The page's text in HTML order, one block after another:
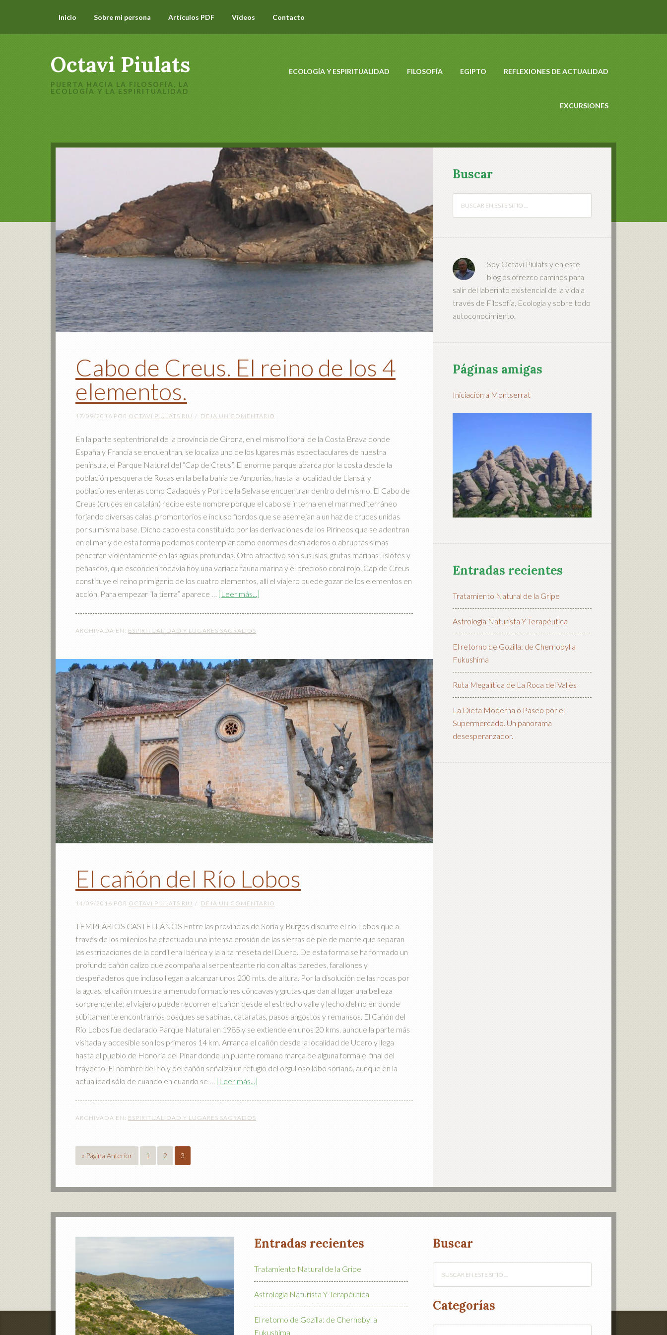
Inicio Sobre mi persona Artículos PDF Vídeos Contacto
Octavi Piulats
PUERTA HACIA LA FILOSOFÍA, LA
ECOLOGÍA Y LA ESPIRITUALIDAD
ECOLOGÍA Y ESPIRITUALIDAD FILOSOFÍA EGIPTO REFLEXIONES DE ACTUALIDAD
EXCURSIONES
Cabo de Creus. El reino de los 4
elementos.
17/09/2016 POR OCTAVI PIULATS RIU DEJA UN COMENTARIO
En la parte septentrional de la provincia de Girona, en el mismo litoral de la Costa Brava donde
España y Francia se encuentran, se localiza uno de los lugares más espectaculares de nuestra
península, el Parque Natural del “Cap de Creus”. El enorme parque abarca por la costa desde la
población pesquera de Rosas en la bella bahía de Ampurias, hasta la localidad de Llansá, y
poblaciones enteras como Cadaqués y Port de la Selva se encuentran dentro del mismo. El Cabo de
Creus (cruces en catalán) recibe este nombre porque el cabo se interna en el mar mediterráneo
forjando diversas calas ,promontorios e incluso fiordos que se asemejan a un haz de cruces unidas
por su misma base. Dicho cabo esta constituido por las derivaciones de los Pirineos que se adentran
en el mar y de esta forma podemos contemplar como enormes desfiladeros o abruptas simas
penetran violentamente en las aguas profundas. Otro atractivo son sus islas, grutas marinas , islotes y
peñascos, que esconden todavía hoy una variada fauna marina y el precioso coral rojo. Cap de Creus
constituye el reino primigenio de los cuatro elementos, allí el viajero puede gozar de los elementos en
acción. Para empezar “la tierra” aparece … [Leer más...]
ARCHIVADA EN: ESPIRITUALIDAD Y LUGARES SAGRADOS
El cañón del Río Lobos
14/09/2016 POR OCTAVI PIULATS RIU DEJA UN COMENTARIO
TEMPLARIOS CASTELLANOS Entre las provincias de Soria y Burgos discurre el río Lobos que a
través de los milenios ha efectuado una intensa erosión de las sierras de pie de monte que separan
las estribaciones de la cordillera Ibérica y la alta meseta del Duero. De esta forma se ha formado un
profundo cañón calizo que acompaña al serpenteante río con altas paredes, farallones y
despeñaderos que incluso llegan a alcanzar unos 200 mts. de altura. Por la disolución de las rocas por
la aguas, el cañón muestra a menudo formaciones cóncavas y grutas que dan al lugar una belleza
sorprendente; el viajero puede recorrer el cañón desde el estrecho valle y lecho del río en donde
súbitamente encontramos bosques se sabinas, cataratas, pasos angostos y remansos. El Cañón del
Río Lobos fue declarado Parque Natural en 1985 y se extiende en unos 20 kms. aunque la parte más
visitada y accesible son los primeros 14 km. Arranca el cañón desde la localidad de Ucero y llega
hasta el pueblo de Honoria del Pinar donde un puente romano marca de alguna forma el final del
trayecto. El nombre del río y del cañón señaliza un refugio del orgulloso lobo soriano, aunque en la
actualidad sólo de cuando en cuando se … [Leer más...]
ARCHIVADA EN: ESPIRITUALIDAD Y LUGARES SAGRADOS
« Página Anterior 1 2 3
Buscar
Soy Octavi Piulats y en este
blog os ofrezco caminos para
salir del laberinto existencial de la vida a
través de Filosofía, Ecología y sobre todo
autoconocimiento.
Páginas amigas
Iniciación a Montserrat
Entradas recientes
Tratamiento Natural de la Gripe
Astrología Naturista Y Terapéutica
El retorno de Gozilla: de Chernobyl a
Fukushima
Ruta Megalítica de La Roca del Vallès
La Dieta Moderna o Paseo por el
Supermercado. Un panorama
desesperanzador.
Entradas recientes
Tratamiento Natural de la Gripe
Astrología Naturista Y Terapéutica
El retorno de Gozilla: de Chernobyl a
Fukushima
Buscar
Categorías